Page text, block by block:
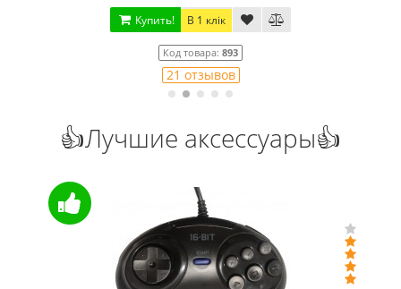
Купить! В 1 клік
Код товара: 893
21 отзывов
👍Лучшие аксессуары👍